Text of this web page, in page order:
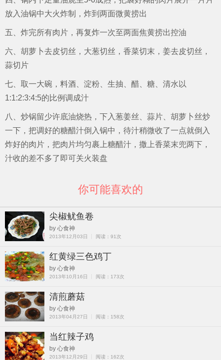
放入油锅中大火炸制，炸到两面微黄捞出
五、炸完所有肉片，再复炸一次至两面焦黄捞出控油
六、胡萝卜去皮切丝，大葱切丝，香菜切末，姜去皮切丝，
蒜切片
七、取一大碗，料酒、淀粉、生抽、醋、糖、清水以
1:1:2:3:4:5的比例调成汁
八、炒锅留少许底油烧热，下入葱姜丝、蒜片、胡萝卜丝炒
一下，把调好的糖醋汁倒入锅中，待汁稍微收了一点就倒入
炸好的肉片，把肉片均匀裹上糖醋汁，撒上香菜末兜两下，
汁收的差不多了即可关火装盘
你可能喜欢的
尖椒鱿鱼卷
by 心食神
2013年12月03日 ┊ 阅读：91次
红黄绿三色鸡丁
by 心食神
2013年10月16日 ┊ 阅读：173次
清煎蘑菇
by 心食神
2013年04月27日 ┊ 阅读：158次
当红辣子鸡
by 心食神
2013年12月29日 ┊ 阅读：162次